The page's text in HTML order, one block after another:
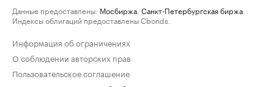
Данные предоставлены: Мосбиржа Санкт-Петербургская биржа
Индексы облигаций предоставлены Cbonds.
Информация об ограничениях
О соблюдении авторских прав
Пользовательское соглашение